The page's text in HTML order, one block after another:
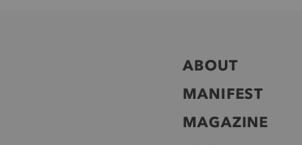
ABOUT
MANIFEST
MAGAZINE